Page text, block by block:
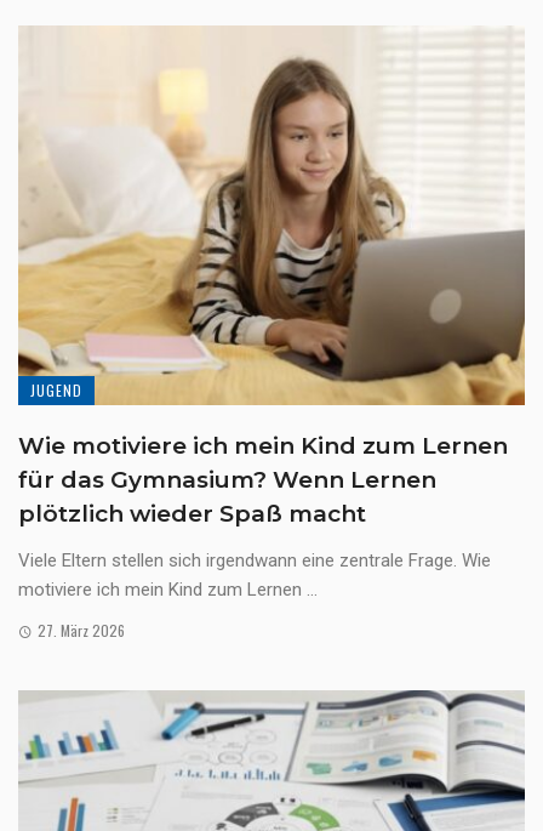
JUGEND
Wie motiviere ich mein Kind zum Lernen
für das Gymnasium? Wenn Lernen
plötzlich wieder Spaß macht
Viele Eltern stellen sich irgendwann eine zentrale Frage. Wie
motiviere ich mein Kind zum Lernen ...
27. März 2026